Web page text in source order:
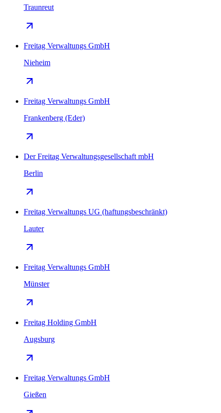
Traunreut
Freitag Verwaltungs GmbH
Nieheim
Freitag Verwaltungs GmbH
Frankenberg (Eder)
Der Freitag Verwaltungsgesellschaft mbH
Berlin
Freitag Verwaltungs UG (haftungsbeschränkt)
Lauter
Freitag Verwaltungs GmbH
Münster
Freitag Holding GmbH
Augsburg
Freitag Verwaltungs GmbH
Gießen